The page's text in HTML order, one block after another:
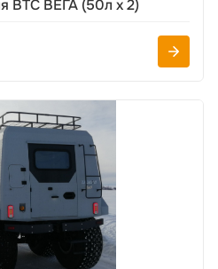
ВТС ВЕГА (50л х 2)